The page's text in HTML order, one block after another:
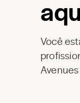
Você